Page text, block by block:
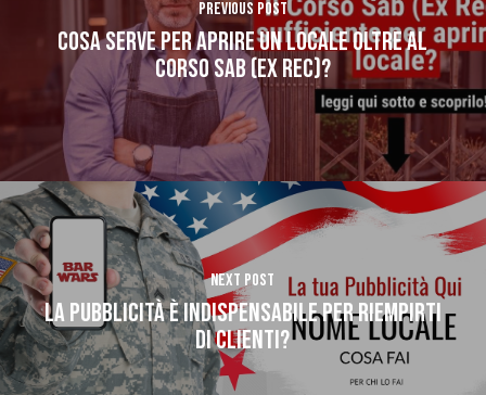
Previous Post
COSA SERVE PER APRIRE UN LOCALE OLTRe AL
CORSO SAB (EX REC)?
Next Post
LA PUBBLICITÀ È INDISPENSABILE PER RIEMPIRTI
DI CLIENTI?